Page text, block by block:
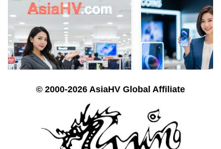
© 2000-2026 AsiaHV Global Affiliate